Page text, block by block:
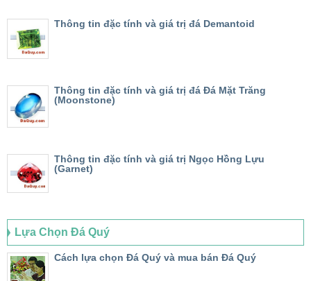
Thông tin đặc tính và giá trị đá Demantoid
Thông tin đặc tính và giá trị đá Đá Mặt Trăng
(Moonstone)
Thông tin đặc tính và giá trị Ngọc Hồng Lựu
(Garnet)
Lựa Chọn Đá Quý
Cách lựa chọn Đá Quý và mua bán Đá Quý